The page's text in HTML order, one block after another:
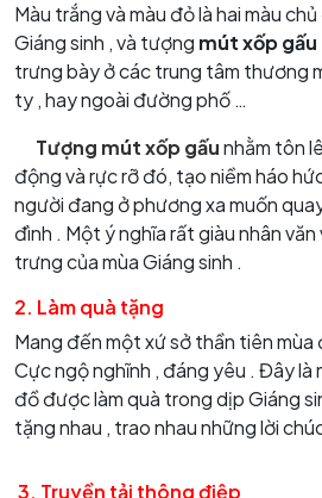
Màu trắng và màu đỏ là hai màu
Giáng sinh , và tượng mút xốp
trưng bày ở các trung tâm thương
ty , hay ngoài đường phố …
Tượng mút xốp gấunhằm tôn
động và rực rỡ đó, tạo niềm háo
người đang ở phương xa muốn
đình . Một ý nghĩa rất giàu nhân
trưng của mùa Giáng sinh .
2. Làm quà tặng
Mang đến một xứ sở thần tiên
Cực ngộ nghĩnh , đáng yêu . Đây
đồ được làm quà trong dịp Giáng
tặng nhau , trao nhau những lời
3. Truyền tải thông điệp